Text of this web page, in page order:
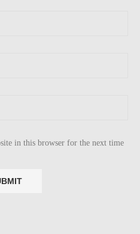
in this browser for the next time